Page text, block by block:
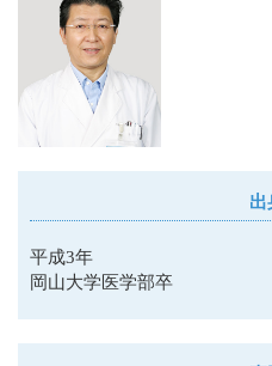
平成3年
岡山大学医学部卒